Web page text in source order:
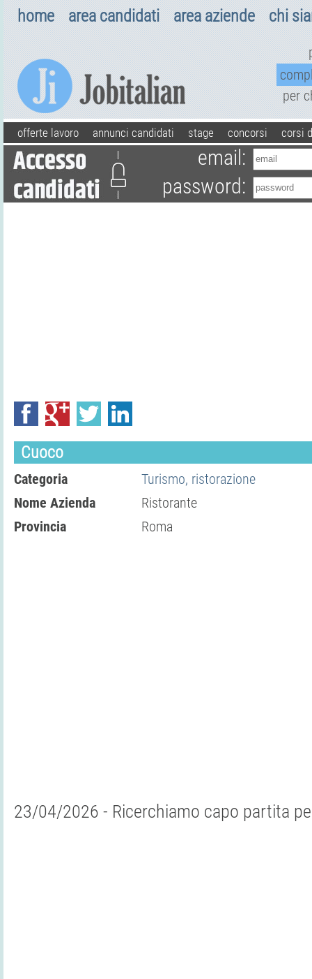
home area candidati area aziende chi
per
offerte lavoro annunci candidati stage concorsi corsi
email:
password:
Cuoco
Categoria
Turismo, ristorazione
Nome Azienda
Ristorante
Provincia
Roma
23/04/2026 - Ricerchiamo capo partita